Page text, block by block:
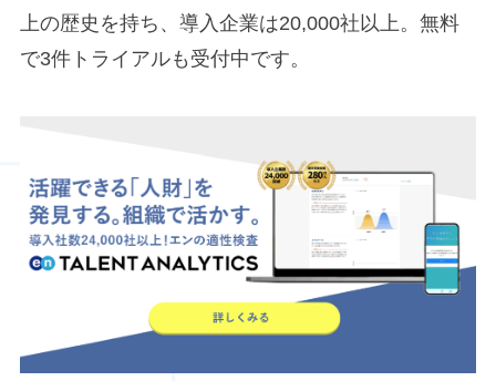
上の歴史を持ち、導入企業は20,000社以上。無料
で3件トライアルも受付中です。